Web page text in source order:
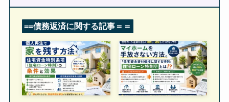
==債務返済に関する記事＝＝